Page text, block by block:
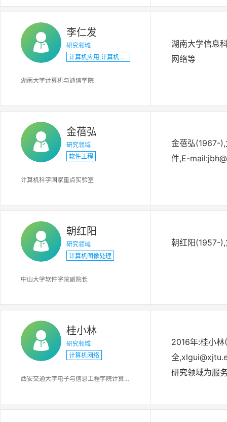
李仁发
研究领域
计算机应用,计算机系统结构
湖南大学计算机与通信学院
湖南大学信息
网络等
金蓓弘
研究领域
软件工程
计算机科学国家重点实验室
金蓓弘(1967-),
件,E-
朝红阳
研究领域
计算机图像处理
中山大学软件学院副院长
朝红阳(1957-),
桂小林
研究领域
计算机网络
西安交通大学电子与信息工程学院计算机科学与技术系
2016年:桂小
全
研究领域为服
高级会员,研究